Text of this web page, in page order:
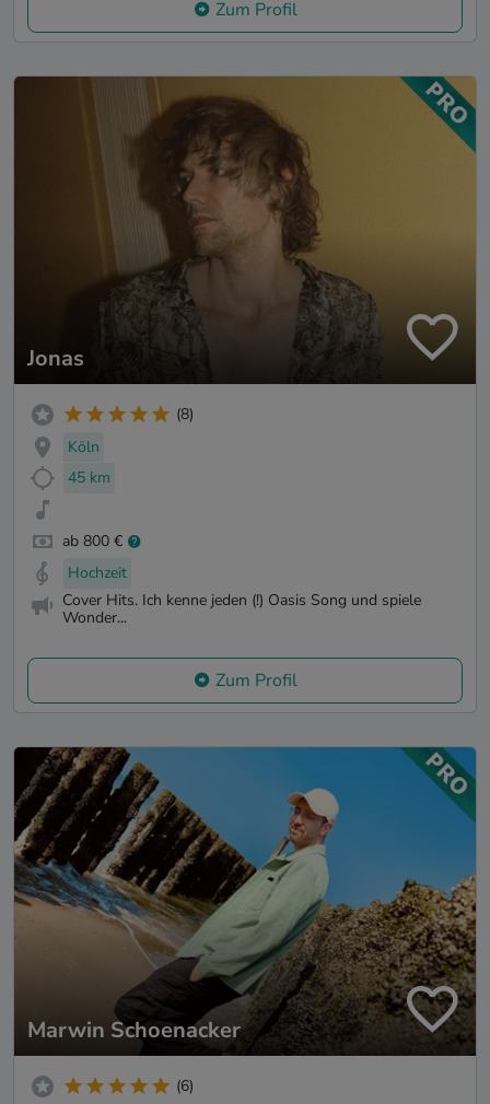
Zum Profil
Jonas
(8)
Köln
45 km
ab 800 €
Hochzeit
Cover Hits. Ich kenne jeden (!) Oasis Song und spiele
Wonder...
Zum Profil
Marwin Schoenacker
(6)